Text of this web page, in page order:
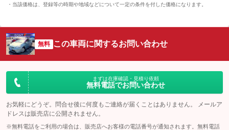
当該価格は、登録等の時期や地域などについて一定の条件を付した価格になります。
無料 この車両に関するお問い合わせ
まずは在庫確認・見積り依頼
無料電話でお問い合わせ
お気軽にどうぞ。問合せ後に何度もご連絡が届くことはありません。 メールア
ドレスは販売店に公開されません。
※無料電話をご利用の場合は、販売店へお客様の電話番号が通知されます。無料電話